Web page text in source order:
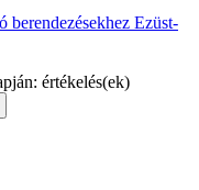
Ezüst-
értékelés(ek)